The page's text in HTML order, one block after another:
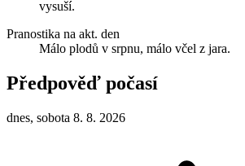
vysuší.
Pranostika na akt. den
Málo plodů v srpnu, málo včel z jara.
Předpověď počasí
dnes, sobota 8. 8. 2026